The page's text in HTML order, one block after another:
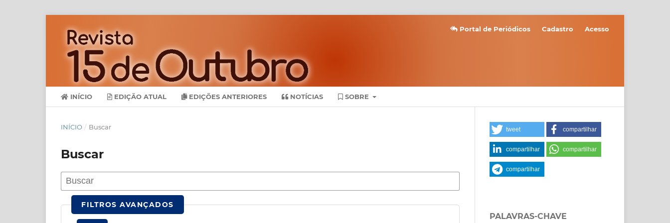
INÍCIO EDIÇÃO ATUAL EDIÇÕES ANTERIORES NOTÍCIAS SOBRE
Portal de Periódicos Cadastro Acesso
INÍCIO / Buscar
Buscar
FILTROS AVANÇADOS
tweet compartilhar
compartilhar compartilhar
compartilhar
PALAVRAS-CHAVE